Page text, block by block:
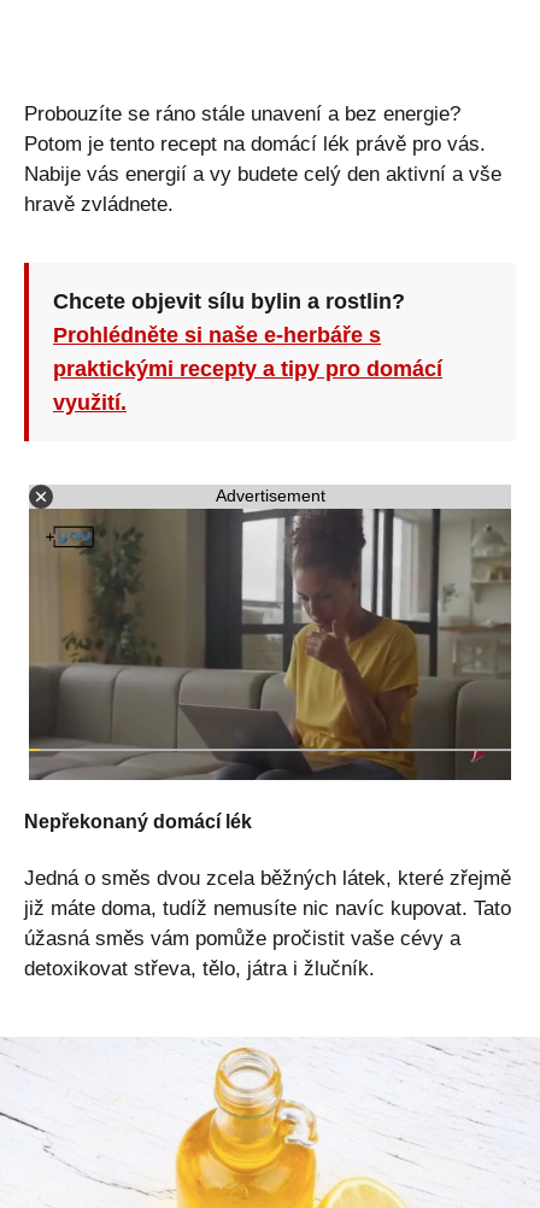
Probouzíte se ráno stále unavení a bez energie?
Potom je tento recept na domácí lék právě pro vás.
Nabije vás energií a vy budete celý den aktivní a vše
hravě zvládnete.
Chcete objevit sílu bylin a rostlin?
Prohlédněte si naše e-herbáře s
praktickými recepty a tipy pro domácí
využití.
Advertisement
Nepřekonaný domácí lék
Jedná o směs dvou zcela běžných látek, které zřejmě
již máte doma, tudíž nemusíte nic navíc kupovat. Tato
úžasná směs vám pomůže pročistit vaše cévy a
detoxikovat střeva, tělo, játra i žlučník.